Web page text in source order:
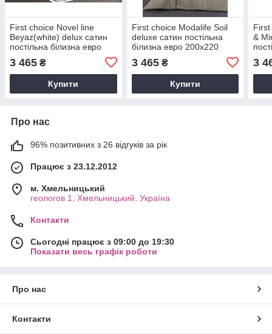
First choice Novel line
Beyaz(white) delux сатин
постільна білизна евро
3 465 ₴
Купити
First choice Modalife Soil
deluxe сатин постільна
білизна евро 200х220
3 465₴
Купити
&
3
Про нас
96% позитивних з 26 відгуків за рік
Працює з 23.12.2012
м. Хмельницький
геологов 1, Хмельницький, Україна
Контакти
Сьогодні працює з 09:00 до 19:30
Показати весь графік роботи
Про нас
Контакти